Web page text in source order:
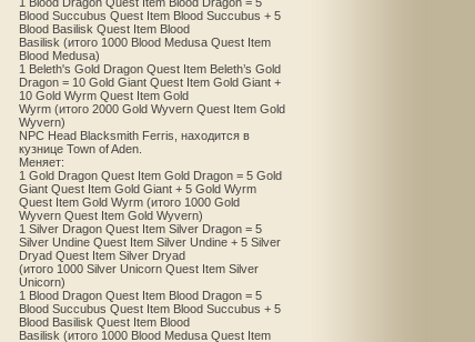
Blood Succubus Quest Item Blood Succubus + 5
Blood Basilisk Quest Item Blood
Basilisk (итого 1000 Blood Medusa Quest Item
Blood Medusa)
1 Beleth's Gold Dragon Quest Item Beleth’s Gold
Dragon = 10 Gold Giant Quest Item Gold Giant +
10 Gold Wyrm Quest Item Gold
Wyrm (итого 2000 Gold Wyvern Quest Item Gold
Wyvern)
NPC Head Blacksmith Ferris, находится в
кузнице Town of Aden.
Меняет:
1 Gold Dragon Quest Item Gold Dragon = 5 Gold
Giant Quest Item Gold Giant + 5 Gold Wyrm
Quest Item Gold Wyrm (итого 1000 Gold
Wyvern Quest Item Gold Wyvern)
1 Silver Dragon Quest Item Silver Dragon = 5
Silver Undine Quest Item Silver Undine + 5 Silver
Dryad Quest Item Silver Dryad
(итого 1000 Silver Unicorn Quest Item Silver
Unicorn)
1 Blood Dragon Quest Item Blood Dragon = 5
Blood Succubus Quest Item Blood Succubus + 5
Blood Basilisk Quest Item Blood
Basilisk (итого 1000 Blood Medusa Quest Item